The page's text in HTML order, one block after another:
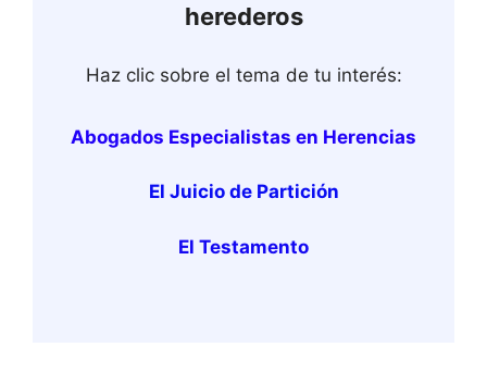
herederos
Haz clic sobre el tema de tu interés:
Abogados Especialistas en Herencias
El Juicio de Partición
El Testamento